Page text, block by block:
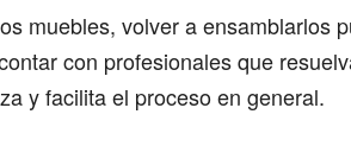
muebles, volver a ensamblarlos
con profesionales que
y facilita el proceso en general.